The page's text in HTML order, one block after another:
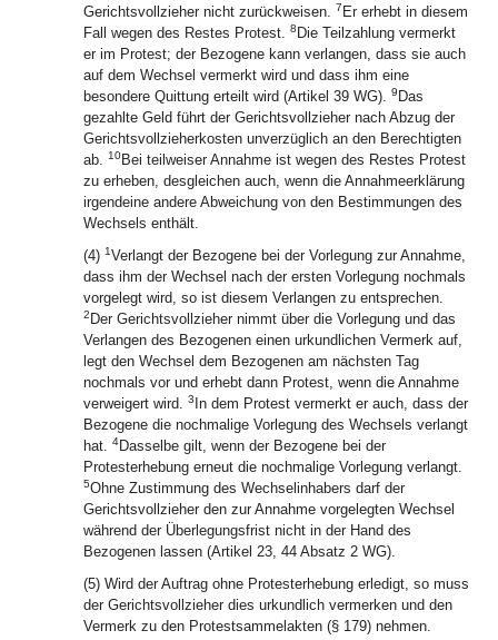
Gerichtsvollzieher nicht zurückweisen. 7 Er erhebt in diesem
Fall wegen des Restes Protest. 8 Die Teilzahlung vermerkt
er im Protest; der Bezogene kann verlangen, dass sie auch
auf dem Wechsel vermerkt wird und dass ihm eine
besondere Quittung erteilt wird (Artikel 39 WG). 9 Das
gezahlte Geld führt der Gerichtsvollzieher nach Abzug der
Gerichtsvollzieherkosten unverzüglich an den Berechtigten
ab. 10Bei teilweiser Annahme ist wegen des Restes Protest
zu erheben, desgleichen auch, wenn die Annahmeerklärung
irgendeine andere Abweichung von den Bestimmungen des
Wechsels enthält.
(4) 1Verlangt der Bezogene bei der Vorlegung zur Annahme,
dass ihm der Wechsel nach der ersten Vorlegung nochmals
vorgelegt wird, so ist diesem Verlangen zu entsprechen.
2 Der Gerichtsvollzieher nimmt über die Vorlegung und das
Verlangen des Bezogenen einen urkundlichen Vermerk auf,
legt den Wechsel dem Bezogenen am nächsten Tag
nochmals vor und erhebt dann Protest, wenn die Annahme
verweigert wird. 3 In dem Protest vermerkt er auch, dass der
Bezogene die nochmalige Vorlegung des Wechsels verlangt
hat. 4Dasselbe gilt, wenn der Bezogene bei der
Protesterhebung erneut die nochmalige Vorlegung verlangt.
5Ohne Zustimmung des Wechselinhabers darf der
Gerichtsvollzieher den zur Annahme vorgelegten Wechsel
während der Überlegungsfrist nicht in der Hand des
Bezogenen lassen (Artikel 23, 44 Absatz 2 WG).
(5) Wird der Auftrag ohne Protesterhebung erledigt, so muss
der Gerichtsvollzieher dies urkundlich vermerken und den
Vermerk zu den Protestsammelakten (§ 179) nehmen.